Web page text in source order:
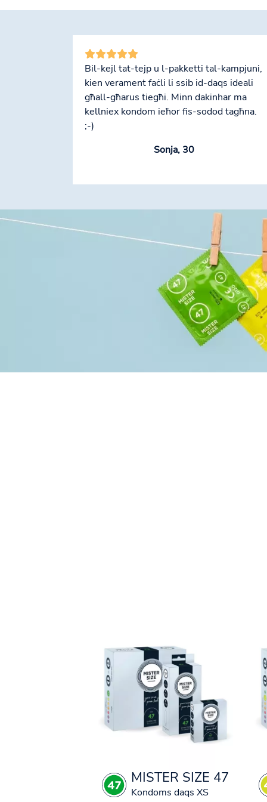
Bil-kejl tat-tejp u l-pakketti tal-kampjuni,
kien verament faċli li ssib id-daqs ideali
għall-għarus tiegħi. Minn dakinhar ma
kellniex kondom ieħor fis-sodod tagħna.
;-)
Sonja, 30
MISTER SIZE 47
Kondoms daqs XS